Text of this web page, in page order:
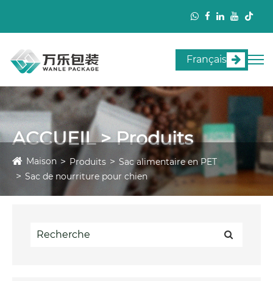
Français
ACCUEIL > Produits
Maison Produits
Sac alimentaire en PET
Sac de nourriture pour chien